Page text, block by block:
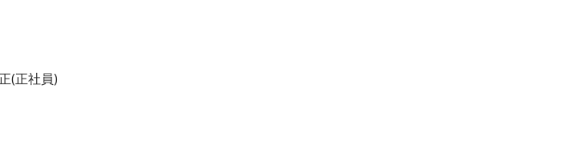
(正社員)